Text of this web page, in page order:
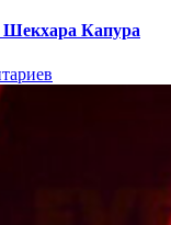
Шекхара Капура